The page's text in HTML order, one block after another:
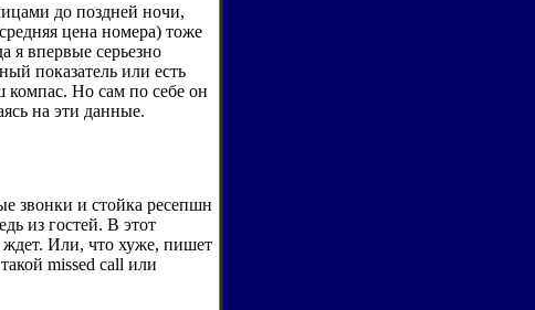
до поздней ночи,
цена номера) тоже
я впервые серьезно
показатель или есть
компас. Но сам по себе он
на эти данные.
звонки и стойка ресепшн
из гостей. В этот
ждет. Или, что хуже, пишет
missed call или